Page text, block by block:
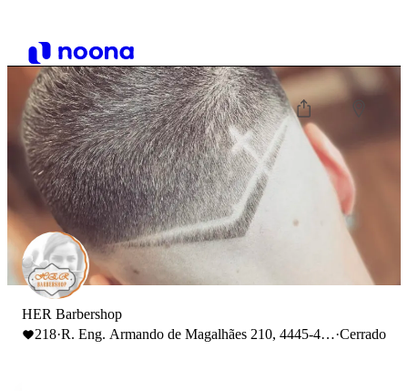
HER Barbershop
218·R. Eng. Armando de Magalhães 210, 4445-415·Cerrado